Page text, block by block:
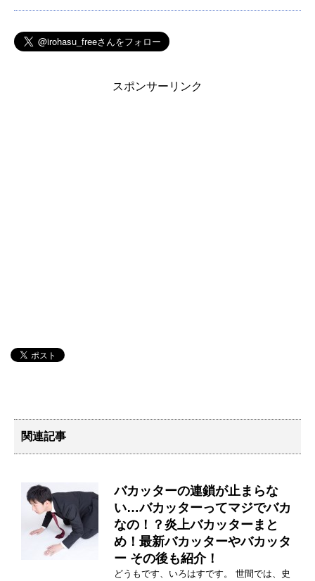
スポンサーリンク
関連記事
バカッターの連鎖が止まらな
い…バカッターってマジでバカ
なの！？炎上バカッターまと
め！最新バカッターやバカッタ
ー その後も紹介！
どうもです、いろはすです。 世間では、史